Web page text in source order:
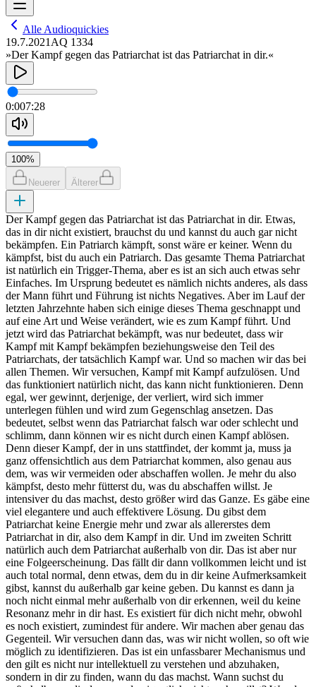
Alle Audioquickies
19.7.2021 AQ 1334
»Der Kampf gegen das Patriarchat ist das Patriarchat in dir.«
0:007:28
100%
Neuerer Älterer
Der Kampf gegen das Patriarchat ist das Patriarchat in dir. Etwas,
das in dir nicht existiert, brauchst du und kannst du auch gar nicht
bekämpfen. Ein Patriarch kämpft, sonst wäre er keiner. Wenn du
kämpfst, bist du auch ein Patriarch. Das gesamte Thema Patriarchat
ist natürlich ein Trigger-Thema, aber es ist an sich auch etwas sehr
Einfaches. Im Ursprung bedeutet es nämlich nichts anderes, als dass
der Mann führt und Führung ist nichts Negatives. Aber im Lauf der
letzten Jahrzehnte haben sich einige dieses Thema geschnappt und
auf eine Art und Weise verändert, wie es zum Kampf führt. Und
jetzt wird das Patriarchat bekämpft, was nur bedeutet, dass wir
Kampf mit Kampf bekämpfen beziehungsweise den Teil des
Patriarchats, der tatsächlich Kampf war. Und so machen wir das bei
allen Themen. Wir versuchen, Kampf mit Kampf aufzulösen. Und
das funktioniert natürlich nicht, das kann nicht funktionieren. Denn
egal, wer gewinnt, derjenige, der verliert, wird sich immer
unterlegen fühlen und wird zum Gegenschlag ansetzen. Das
bedeutet, selbst wenn das Patriarchat falsch war oder schlecht und
schlimm, dann können wir es nicht durch einen Kampf ablösen.
Denn dieser Kampf, der in uns stattfindet, der kommt ja, muss ja
ganz offensichtlich aus dem Patriarchat kommen, also genau aus
dem, was wir vermeiden oder abschaffen wollen. Je mehr du also
kämpfst, desto mehr fütterst du, was du abschaffen willst. Je
intensiver du das machst, desto größer wird das Ganze. Es gäbe eine
viel elegantere und auch effektivere Lösung. Du gibst dem
Patriarchat keine Energie mehr und zwar als allererstes dem
Patriarchat in dir, also dem Kampf in dir. Und im zweiten Schritt
natürlich auch dem Patriarchat außerhalb von dir. Das ist aber nur
eine Folgeerscheinung. Das fällt dir dann vollkommen leicht und ist
auch total normal, denn etwas, dem du in dir keine Aufmerksamkeit
gibst, kannst du außerhalb gar keine geben. Du kannst es dann ja
noch nicht einmal mehr außerhalb von dir erkennen, weil du keine
Resonanz mehr in dir hast. Es existiert für dich nicht mehr, obwohl
es noch existiert, zumindest für andere. Wir machen aber genau das
Gegenteil. Wir versuchen dann das, was wir nicht wollen, so oft wie
möglich zu identifizieren. Das ist ein unfassbarer Mechanismus und
den gilt es nicht nur intellektuell zu verstehen und abzuhaken,
sondern in dir zu finden, wann du das machst. Wann suchst du